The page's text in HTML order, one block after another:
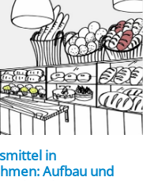
in
Aufbau und